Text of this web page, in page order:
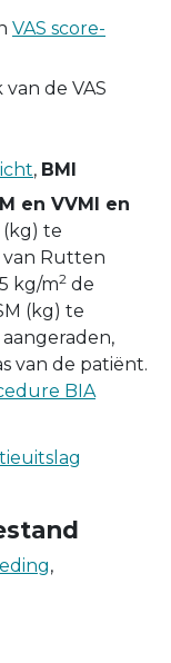
VAS score-
de VAS
, BMI
en VVMI en
(kg) te
Rutten
kg/m2 de
(kg) te
van de patiënt.
BIA
,